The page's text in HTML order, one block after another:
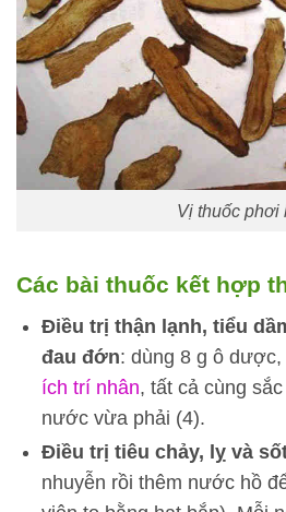
Vị thuốc phơi
Các bài thuốc kết hợp
Điều trị thận lạnh, tiểu
đau đớn: dùng 8 g ô dược,
ích trí nhân, tất cả cùng
nước vừa phải (4).
Điều trị tiêu chảy, lỵ và
nhuyễn rồi thêm nước hồ